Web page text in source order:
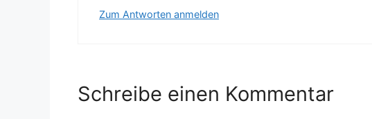
Zum Antworten anmelden
Schreibe einen Kommentar